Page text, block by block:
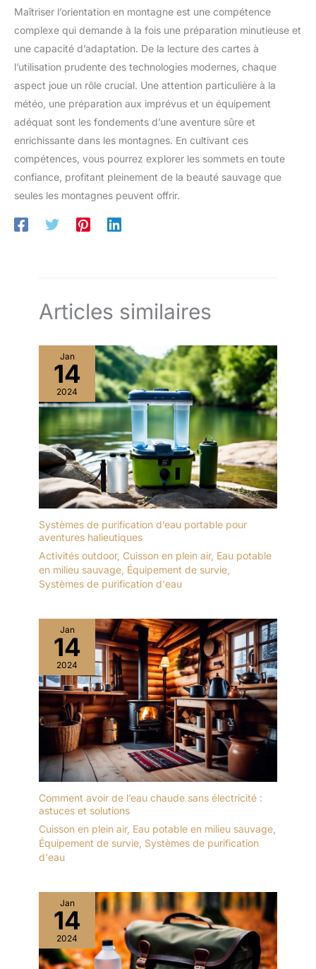
Maîtriser l’orientation en montagne est une compétence
complexe qui demande à la fois une préparation minutieuse et
une capacité d’adaptation. De la lecture des cartes à
l’utilisation prudente des technologies modernes, chaque
aspect joue un rôle crucial. Une attention particulière à la
météo, une préparation aux imprévus et un équipement
adéquat sont les fondements d’une aventure sûre et
enrichissante dans les montagnes. En cultivant ces
compétences, vous pourrez explorer les sommets en toute
confiance, profitant pleinement de la beauté sauvage que
seules les montagnes peuvent offrir.
Articles similaires
Jan
14
2024
Systèmes de purification d’eau portable pour
aventures halieutiques
Activités outdoor, Cuisson en plein air, Eau potable
en milieu sauvage, Équipement de survie,
Systèmes de purification d'eau
Jan
14
2024
Comment avoir de l’eau chaude sans électricité :
astuces et solutions
Cuisson en plein air, Eau potable en milieu sauvage,
Équipement de survie, Systèmes de purification
d'eau
Jan
14
2024